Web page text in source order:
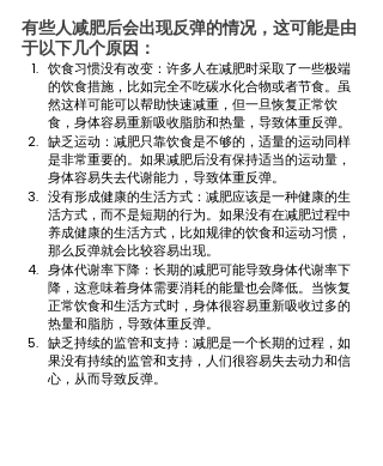
有些人减肥后会出现反弹的情况，这可能是由
于以下几个原因：
饮食习惯没有改变：许多人在减肥时采取了一些极端
的饮食措施，比如完全不吃碳水化合物或者节食。虽
然这样可能可以帮助快速减重，但一旦恢复正常饮
食，身体容易重新吸收脂肪和热量，导致体重反弹。
缺乏运动：减肥只靠饮食是不够的，适量的运动同样
是非常重要的。如果减肥后没有保持适当的运动量，
身体容易失去代谢能力，导致体重反弹。
没有形成健康的生活方式：减肥应该是一种健康的生
活方式，而不是短期的行为。如果没有在减肥过程中
养成健康的生活方式，比如规律的饮食和运动习惯，
那么反弹就会比较容易出现。
身体代谢率下降：长期的减肥可能导致身体代谢率下
降，这意味着身体需要消耗的能量也会降低。当恢复
正常饮食和生活方式时，身体很容易重新吸收过多的
热量和脂肪，导致体重反弹。
缺乏持续的监管和支持：减肥是一个长期的过程，如
果没有持续的监管和支持，人们很容易失去动力和信
心，从而导致反弹。